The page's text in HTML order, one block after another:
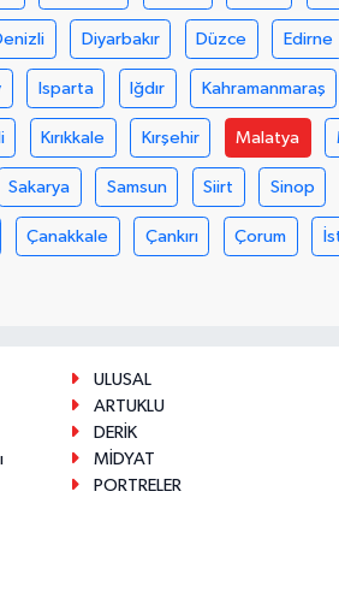
Diyarbakır Düzce Edirne
Isparta Iğdır Kahramanmaraş
Kırıkkale Kırşehir Malatya
Sakarya Samsun Siirt Sinop
Çanakkale Çankırı Çorum
ULUSAL
ARTUKLU
DERİK
MİDYAT
PORTRELER